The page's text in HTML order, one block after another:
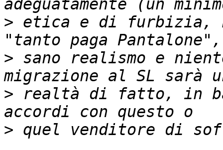
> etica e di furbizia,
> sano realismo e
> realtà di fatto, in
>